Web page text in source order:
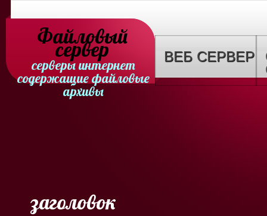
Файловый
сервер
серверы интернет
содержащие файловые
архивы
ВЕБ СЕРВЕР
заголовок